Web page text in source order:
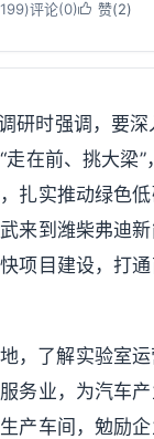
200)评论(0) 赞(2)
研时强调，要
在前、挑大梁
扎实推动绿色
来到潍柴弗迪
项目建设，打
，了解实验室
务业，为汽车
产车间，勉励